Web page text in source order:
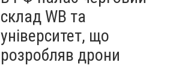
склад WB та
університет, що
розробляв дрони